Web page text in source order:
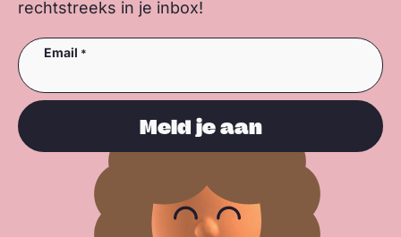
rechtstreeks in je inbox!
Email
Meld je aan